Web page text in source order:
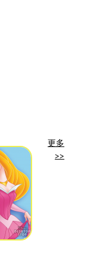
更多
>>